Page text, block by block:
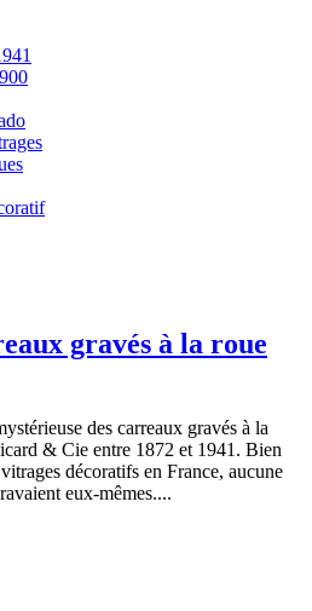
gravés à la roue
des carreaux gravés à la
& Cie entre 1872 et 1941. Bien
décoratifs en France, aucune
eux‑mêmes....